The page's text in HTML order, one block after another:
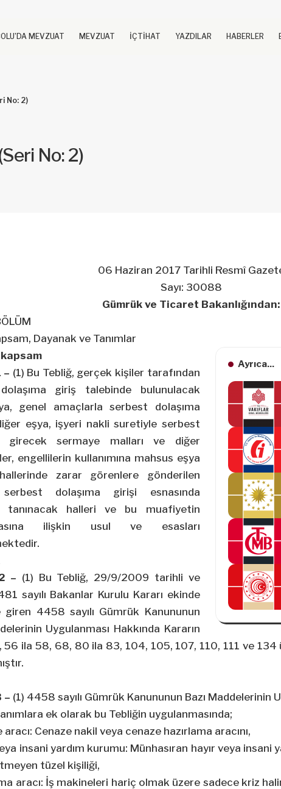
MEVZUAT MEVZUAT İÇTİHAT YAZDILAR HABERLER
No: 2)
No: 2)
06 Haziran 2017 Tarihli Resmî
Sayı: 30088
Gümrük ve Ticaret Bakanlığından:
Dayanak ve Tanımlar
Ayrıca...
– (1) Bu Tebliğ, gerçek kişiler tarafından
giriş talebinde bulunulacak
genel amaçlarla serbest dolaşıma
eşya, işyeri nakli suretiyle serbest
girecek sermaye malları ve diğer
engellilerin kullanımına mahsus eşya
zarar görenlere gönderilen
serbest dolaşıma girişi esnasında
tanınacak halleri ve bu muafiyetin
ilişkin usul ve esasları
– (1) Bu Tebliğ, 29/9/2009 tarihli ve
sayılı Bakanlar Kurulu Kararı ekinde
giren 4458 sayılı Gümrük Kanununun
Uygulanması Hakkında Kararın
ila 58, 68, 80 ila 83, 104, 105, 107, 110, 111 ve 134
– (1) 4458 sayılı Gümrük Kanununun Bazı Maddelerinin
ek olarak bu Tebliğin uygulanmasında;
aracı: Cenaze nakil veya cenaze hazırlama aracını,
insani yardım kurumu: Münhasıran hayır veya insani
tüzel kişiliği,
aracı: İş makineleri hariç olmak üzere sadece kriz